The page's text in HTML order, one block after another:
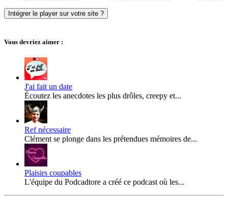
Intégrer le player sur votre site ?
Vous devriez aimer :
J'ai fait un date
Écoutez les anecdotes les plus drôles, creepy et...
Ref nécessaire
Clément se plonge dans les prétendues mémoires de...
Plaisirs coupables
L'équipe du Podcadtore a créé ce podcast où les...